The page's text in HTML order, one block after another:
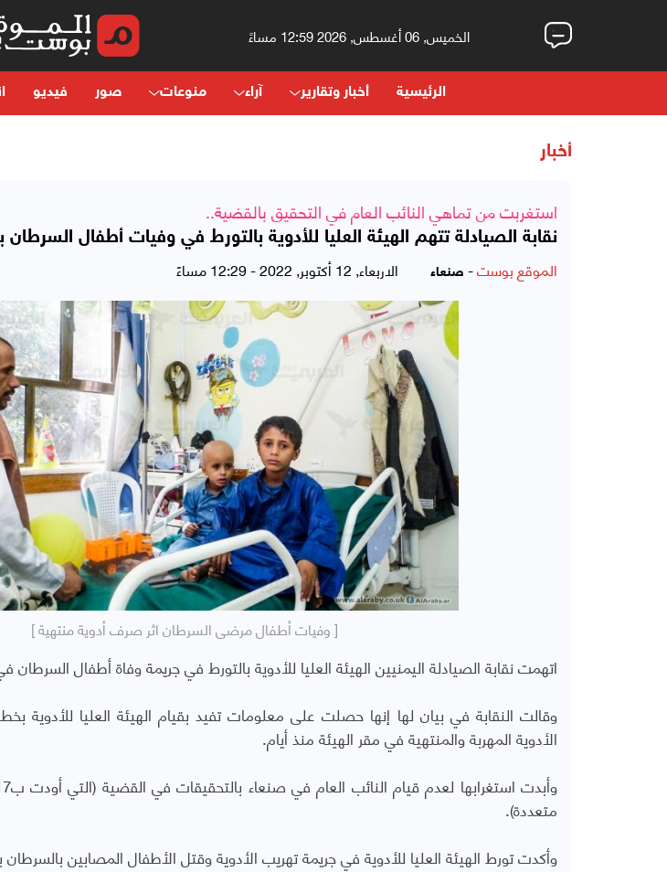
الخميس, 06 أغسطس, 2026 12:59 مساءً
الرئيسية أخبار وتقارير آراء منوعات صور فيديو
أخبار
استغربت من تماهي النائب العام في التحقيق بالقضية..
نقابة الصيادلة تتهم الهيئة العليا للأدوية بالتورط في وفيات أطفال السرطان
الموقع بوست- صنعاء الاربعاء, 12 أكتوبر, 2022 - 12:29 مساءً
[ وفيات أطفال مرضى السرطان اثر صرف أدوية منتهية ]
اتهمت نقابة الصيادلة اليمنيين الهيئة العليا للأدوية بالتورط في جريمة وفاة أطفال
وقالت النقابة في بيان لها إنها حصلت على معلومات تفيد بقيام الهيئة العليا
الأدوية المهربة والمنتهية في مقر الهيئة منذ أيام.
متعددة).
وأكدت تورط الهيئة العليا للأدوية في جريمة تهريب الأدوية وقتل الأطفال المصابين